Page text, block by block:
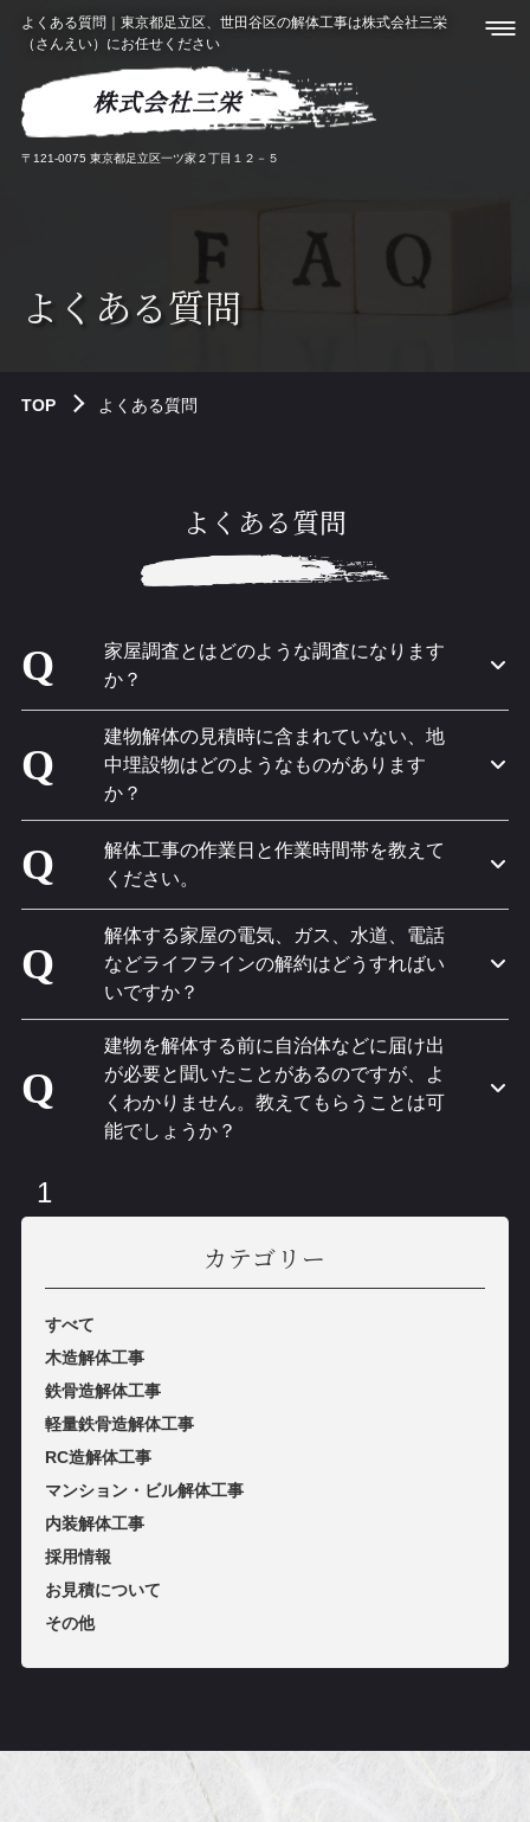
よくある質問｜東京都足立区、世田谷区の解体工事は株式会社三栄
（さんえい）にお任せください
株式会社三栄
〒121-0075 東京都足立区一ツ家２丁目１２－５
よくある質問
TOP よくある質問
よくある質問
Q
家屋調査とはどのような調査になります
か？
Q
建物解体の見積時に含まれていない、地
中埋設物はどのようなものがあります
か？
Q
解体工事の作業日と作業時間帯を教えて
ください。
Q
解体する家屋の電気、ガス、水道、電話
などライフラインの解約はどうすればい
いですか？
Q
建物を解体する前に自治体などに届け出
が必要と聞いたことがあるのですが、よ
くわかりません。教えてもらうことは可
能でしょうか？
1
カテゴリー
すべて
木造解体工事
鉄⾻造解体⼯事
軽量鉄⾻造解体⼯事
RC造解体⼯事
マンション・ビル解体⼯事
内装解体⼯事
採用情報
お見積について
その他